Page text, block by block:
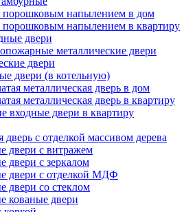
порошковым напылением в дом
порошковым напылением в квартиру
двери
металлические двери
двери
двери (в котельную)
металлическая дверь в дом
металлическая дверь в квартиру
входные двери в квартиру
дверь с отделкой массивом дерева
двери с витражем
двери с зеркалом
двери с отделкой МДФ
двери со стеклом
кованые двери